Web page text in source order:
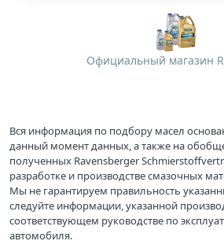
Официальный магазин
Вся информация по подбору масел
данный момент данных, а также на
полученных Ravensberger
разработке и производстве смазочных
Мы не гарантируем правильность
следуйте информации, указанной
соответствующем руководстве по
автомобиля.